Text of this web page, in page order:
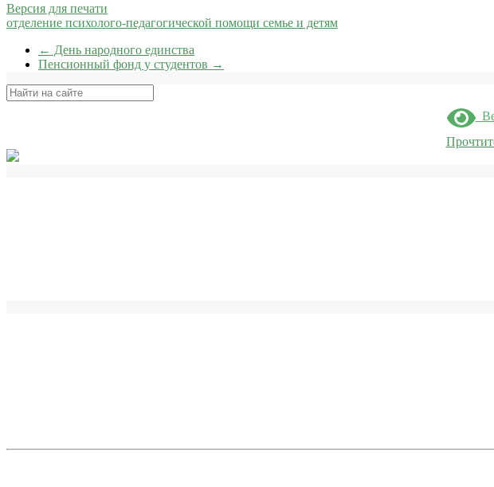
Версия для печати
отделение психолого-педагогической помощи семье и детям
← День народного единства
Пенсионный фонд у студентов →
Поиск